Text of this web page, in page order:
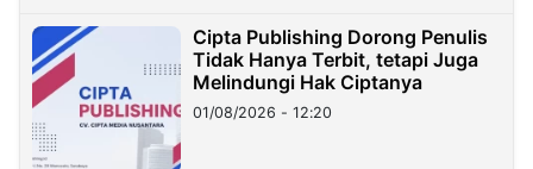
Cipta Publishing Dorong Penulis
Tidak Hanya Terbit, tetapi Juga
Melindungi Hak Ciptanya
01/08/2026 - 12:20